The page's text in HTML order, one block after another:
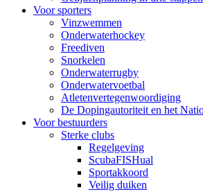
Voor sporters
Vinzwemmen
Onderwaterhockey
Freediven
Snorkelen
Onderwaterrugby
Onderwatervoetbal
Atletenvertegenwoordiging
De Dopingautoriteit en het
Voor bestuurders
Sterke clubs
Regelgeving
ScubaFISHual
Sportakkoord
Veilig duiken